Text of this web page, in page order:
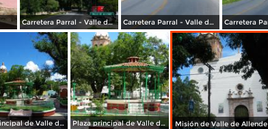
Carretera Parral - Valle de Allende Carretera Parral - Valle de Allende
Plaza principal de Valle de Allende Plaza principal de Valle de Allende Misión de Valle de Allende